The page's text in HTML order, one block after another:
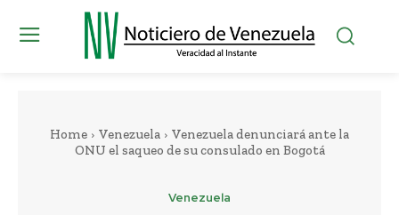
Home Venezuela
Venezuela denunciará ante la
ONU el saqueo de su consulado en Bogotá
Venezuela